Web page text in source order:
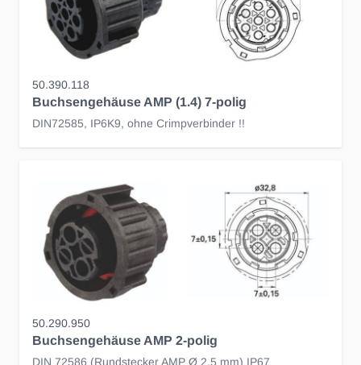
50.390.118
Buchsengehäuse AMP (1.4) 7-polig
DIN72585, IP6K9, ohne Crimpverbinder !!
50.290.950
Buchsengehäuse AMP 2-polig
DIN 72586 (Rundstecker AMP Ø 2.5 mm) IP67